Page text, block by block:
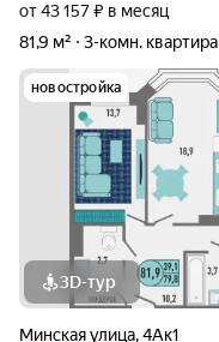
от 43 157 ₽ в месяц
81,9 м²
3-комн. квартира
новостройка
3D-тур
Минская улица,4Ак1